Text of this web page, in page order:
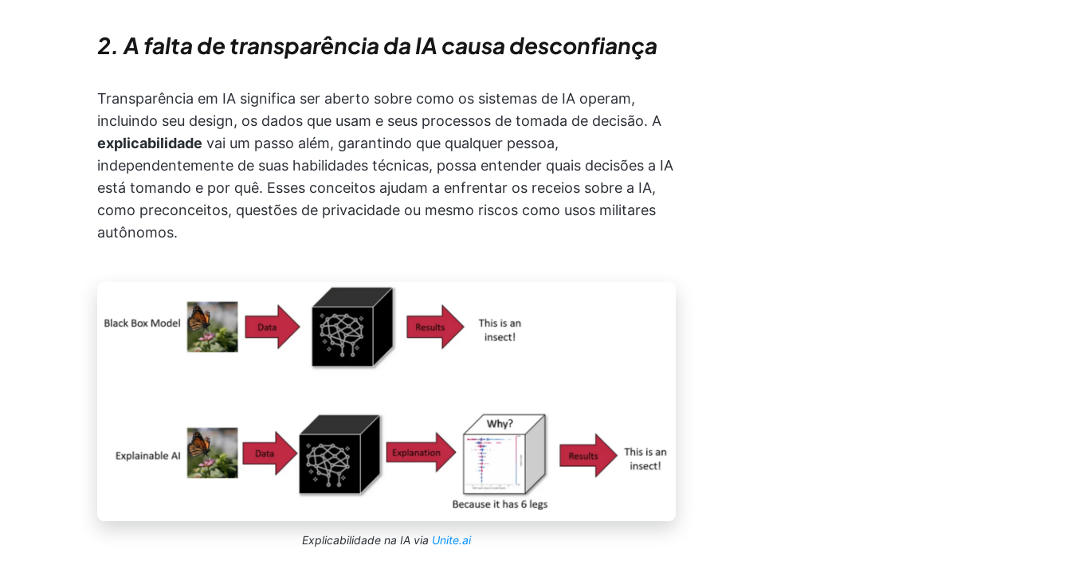
2. A falta de transparência da IA causa desconfiança
Transparência em IA significa ser aberto sobre como os sistemas de IA operam,
incluindo seu design, os dados que usam e seus processos de tomada de decisão. A
explicabilidade vai um passo além, garantindo que qualquer pessoa,
independentemente de suas habilidades técnicas, possa entender quais decisões a IA
está tomando e por quê. Esses conceitos ajudam a enfrentar os receios sobre a IA,
como preconceitos, questões de privacidade ou mesmo riscos como usos militares
autônomos.
Explicabilidade na IA via Unite.ai